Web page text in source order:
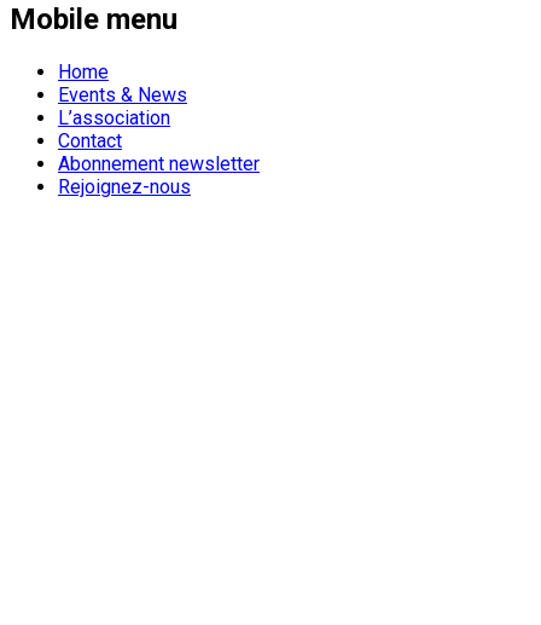
Mobile menu
Home
Events & News
L’association
Contact
Abonnement newsletter
Rejoignez-nous